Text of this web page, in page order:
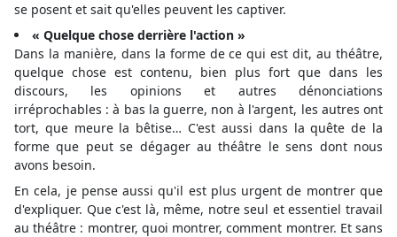
se posent et sait qu'elles peuvent les captiver.
« Quelque chose derrière l'action »
Dans la manière, dans la forme de ce qui est dit, au théâtre,
quelque chose est contenu, bien plus fort que dans les
discours, les opinions et autres dénonciations
irréprochables : à bas la guerre, non à l'argent, les autres ont
tort, que meure la bêtise… C'est aussi dans la quête de la
forme que peut se dégager au théâtre le sens dont nous
avons besoin.
En cela, je pense aussi qu'il est plus urgent de montrer que
d'expliquer. Que c'est là, même, notre seul et essentiel travail
au théâtre : montrer, quoi montrer, comment montrer. Et sans